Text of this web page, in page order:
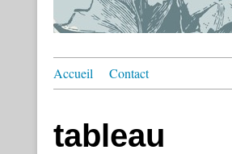
Accueil Contact
tableau